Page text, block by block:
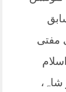
مفتی
شاہ،